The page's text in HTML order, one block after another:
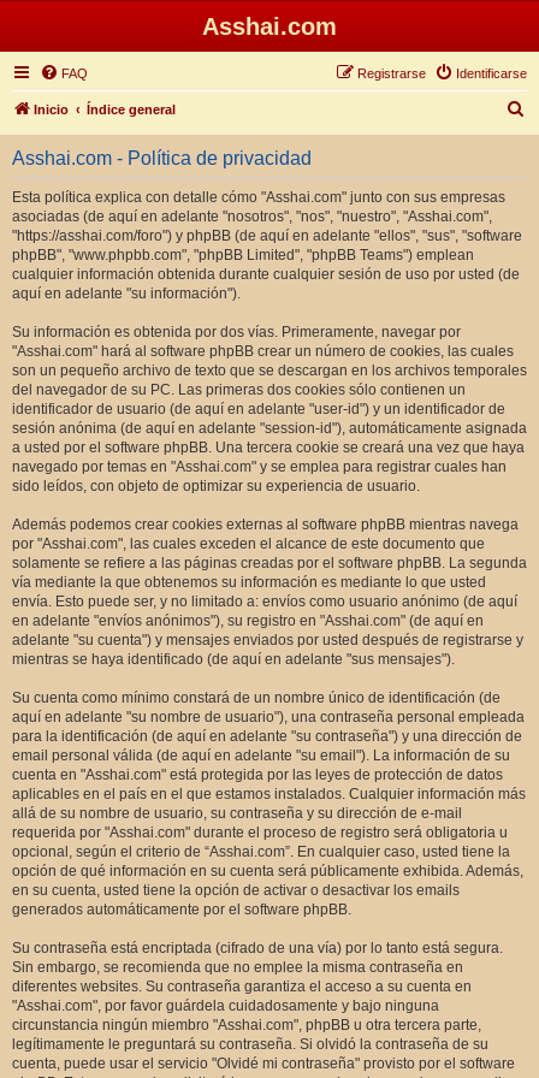
Asshai.com
FAQ Identificarse
Registrarse
Inicio Índice general
u
Asshai.com - Política de privacidad
Esta política explica con detalle cómo "Asshai.com" junto con sus empresas
asociadas (de aquí en adelante "nosotros", "nos", "nuestro", "Asshai.com",
"https://asshai.com/foro") y phpBB (de aquí en adelante "ellos", "sus", "software
phpBB", "www.phpbb.com", "phpBB Limited", "phpBB Teams") emplean
cualquier información obtenida durante cualquier sesión de uso por usted (de
aquí en adelante "su información").
Su información es obtenida por dos vías. Primeramente, navegar por
"Asshai.com" hará al software phpBB crear un número de cookies, las cuales
son un pequeño archivo de texto que se descargan en los archivos temporales
del navegador de su PC. Las primeras dos cookies sólo contienen un
identificador de usuario (de aquí en adelante "user-id") y un identificador de
sesión anónima (de aquí en adelante "session-id"), automáticamente asignada
a usted por el software phpBB. Una tercera cookie se creará una vez que haya
navegado por temas en "Asshai.com" y se emplea para registrar cuales han
sido leídos, con objeto de optimizar su experiencia de usuario.
Además podemos crear cookies externas al software phpBB mientras navega
por "Asshai.com", las cuales exceden el alcance de este documento que
solamente se refiere a las páginas creadas por el software phpBB. La segunda
vía mediante la que obtenemos su información es mediante lo que usted
envía. Esto puede ser, y no limitado a: envíos como usuario anónimo (de aquí
en adelante "envíos anónimos"), su registro en "Asshai.com" (de aquí en
adelante "su cuenta") y mensajes enviados por usted después de registrarse y
mientras se haya identificado (de aquí en adelante "sus mensajes").
Su cuenta como mínimo constará de un nombre único de identificación (de
aquí en adelante "su nombre de usuario"), una contraseña personal empleada
para la identificación (de aquí en adelante "su contraseña") y una dirección de
email personal válida (de aquí en adelante "su email"). La información de su
cuenta en "Asshai.com" está protegida por las leyes de protección de datos
aplicables en el país en el que estamos instalados. Cualquier información más
allá de su nombre de usuario, su contraseña y su dirección de e-mail
requerida por "Asshai.com" durante el proceso de registro será obligatoria u
opcional, según el criterio de “Asshai.com”. En cualquier caso, usted tiene la
opción de qué información en su cuenta será públicamente exhibida. Además,
en su cuenta, usted tiene la opción de activar o desactivar los emails
generados automáticamente por el software phpBB.
Su contraseña está encriptada (cifrado de una vía) por lo tanto está segura.
Sin embargo, se recomienda que no emplee la misma contraseña en
diferentes websites. Su contraseña garantiza el acceso a su cuenta en
"Asshai.com", por favor guárdela cuidadosamente y bajo ninguna
circunstancia ningún miembro "Asshai.com", phpBB u otra tercera parte,
legítimamente le preguntará su contraseña. Si olvidó la contraseña de su
cuenta, puede usar el servicio "Olvidé mi contraseña" provisto por el software